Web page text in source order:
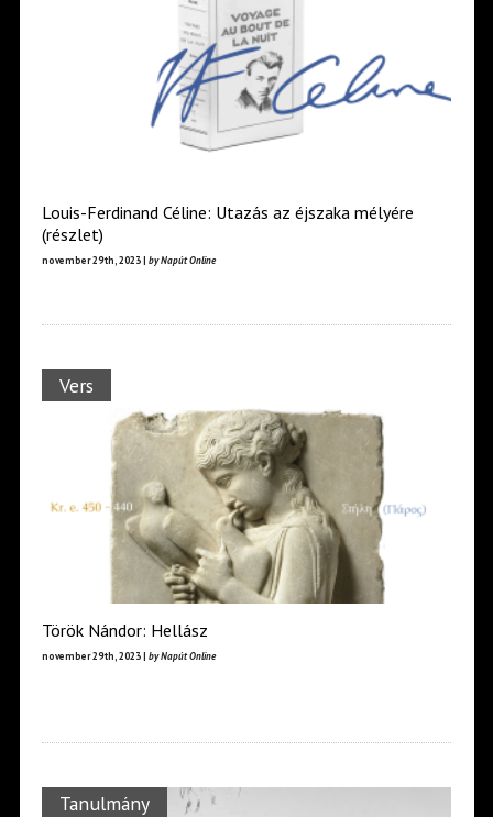
Louis-Ferdinand Céline: Utazás az éjszaka mélyére
(részlet)
november 29th, 2023 | by Napút Online
Vers
Török Nándor: Hellász
november 29th, 2023 | by Napút Online
Tanulmány